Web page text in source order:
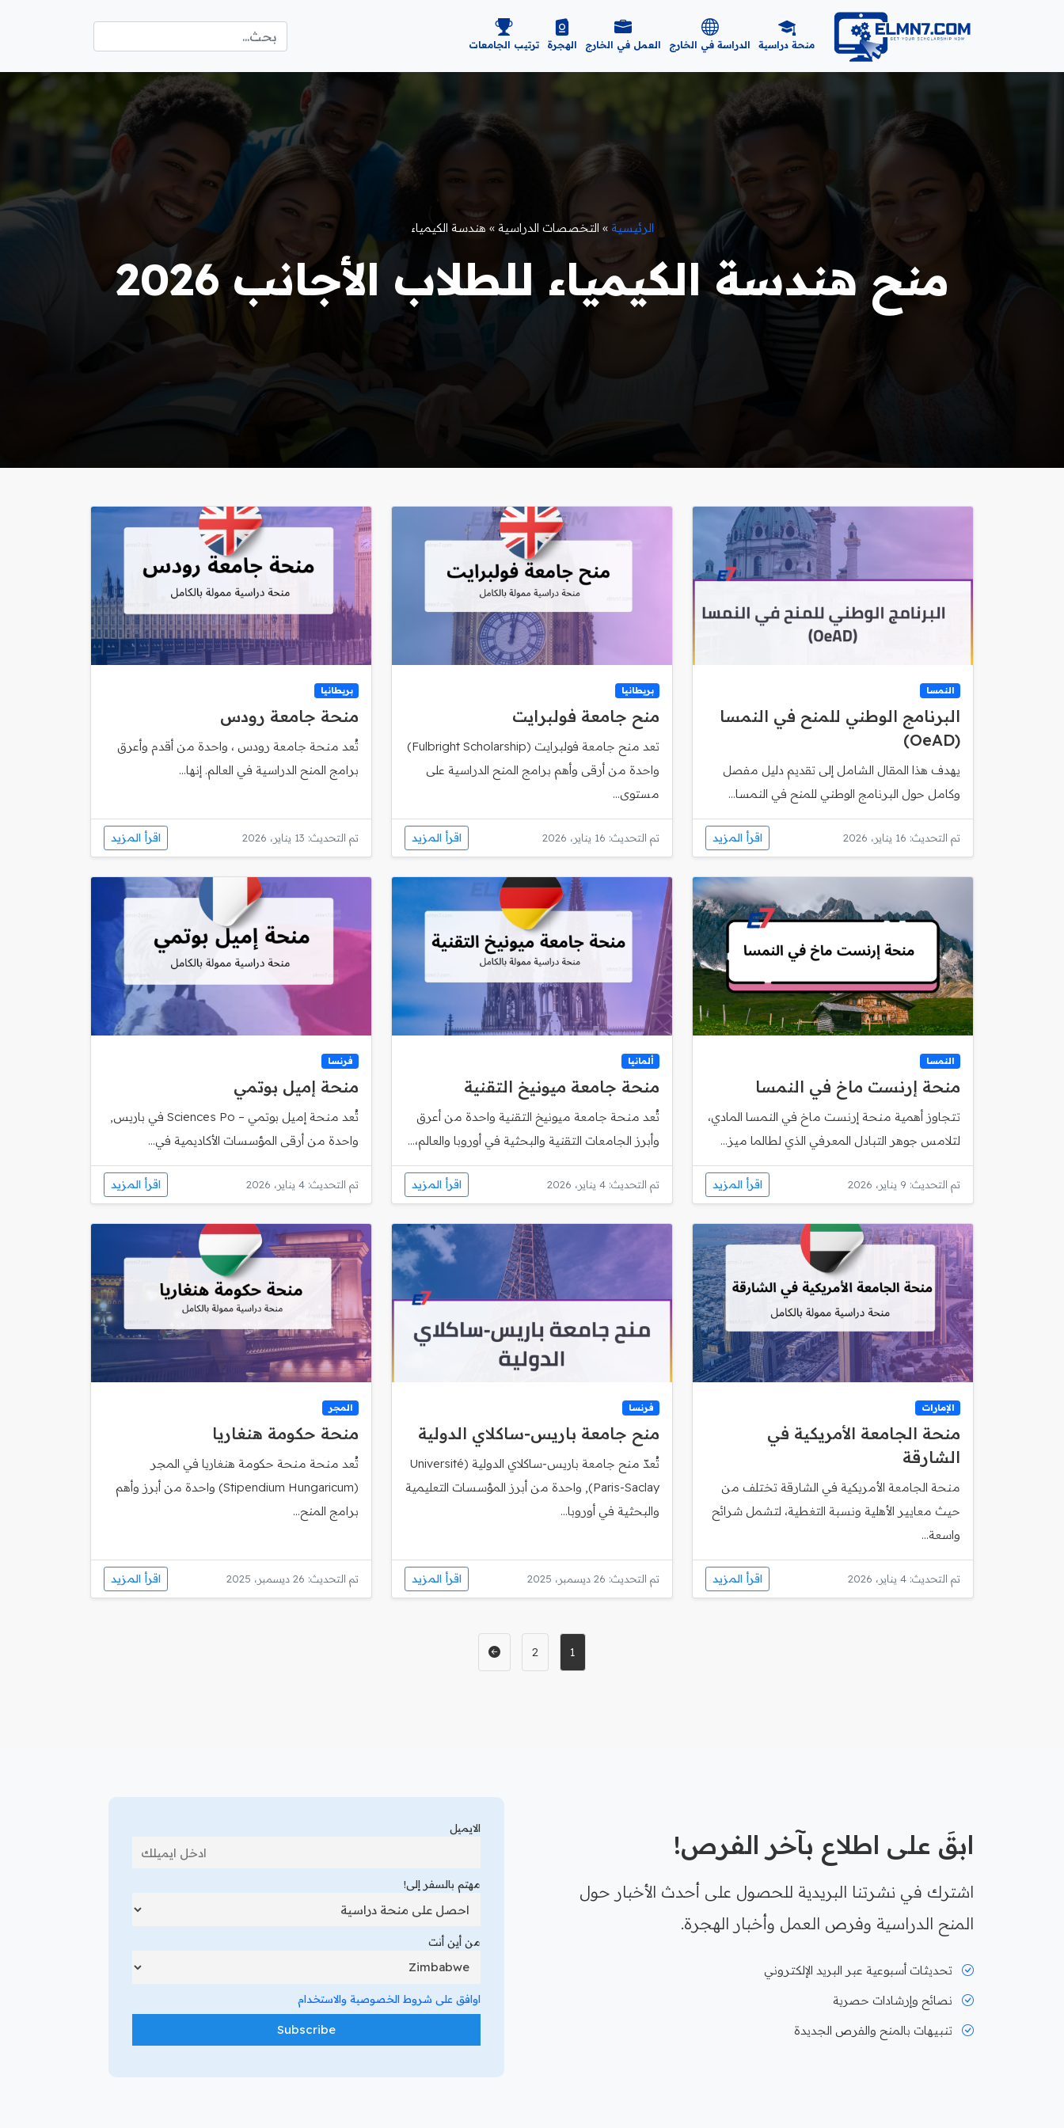
منحة دراسية الدراسة في الخارج العمل في الخارج الهجرة ترتيب الجامعات
الرئيسية » التخصصات الدراسية » هندسة الكيمياء
منح هندسة الكيمياء للطلاب الأجانب 2026
النمسا
البرنامج الوطني للمنح في النمسا
(OeAD)
يهدف هذا المقال الشامل إلى تقديم دليل مفصل
وكامل حول البرنامج الوطني للمنح في النمسا...
تم التحديث: 16 يناير، 2026 اقرأ المزيد
بريطانيا
منح جامعة فولبرايت
تعد منح جامعة فولبرايت (Fulbright Scholarship)
واحدة من أرقى وأهم برامج المنح الدراسية على
مستوى...
تم التحديث: 16 يناير، 2026 اقرأ المزيد
بريطانيا
منحة جامعة رودس
تُعد منحة جامعة رودس ، واحدة من أقدم وأعرق
برامج المنح الدراسية في العالم. إنها...
تم التحديث: 13 يناير، 2026 اقرأ المزيد
النمسا
منحة إرنست ماخ في النمسا
تتجاوز أهمية منحة إرنست ماخ في النمسا المادي،
لتلامس جوهر التبادل المعرفي الذي لطالما ميز...
تم التحديث: 9 يناير، 2026 اقرأ المزيد
ألمانيا
منحة جامعة ميونيخ التقنية
تُعد منحة جامعة ميونيخ التقنية واحدة من أعرق
وأبرز الجامعات التقنية والبحثية في أوروبا والعالم،...
تم التحديث: 4 يناير، 2026 اقرأ المزيد
فرنسا
منحة إميل بوتمي
تُعد منحة إميل بوتمي – Sciences Po في باريس,
واحدة من أرقى المؤسسات الأكاديمية في...
تم التحديث: 4 يناير، 2026 اقرأ المزيد
الإمارات
منحة الجامعة الأمريكية في
الشارقة
منحة الجامعة الأمريكية في الشارقة تختلف من
حيث معايير الأهلية ونسبة التغطية، لتشمل شرائح
واسعة...
تم التحديث: 4 يناير، 2026 اقرأ المزيد
فرنسا
منح جامعة باريس‑ساكلاي الدولية
تُعدّ منح جامعة باريس‑ساكلاي الدولية (Université
Paris-Saclay), واحدة من أبرز المؤسسات التعليمية
والبحثية في أوروبا...
تم التحديث: 26 ديسمبر، 2025 اقرأ المزيد
المجر
منحة حكومة هنغاريا
تُعد منحة منحة حكومة هنغاريا في المجر
(Stipendium Hungaricum) واحدة من أبرز وأهم
برامج المنح...
تم التحديث: 26 ديسمبر، 2025 اقرأ المزيد
1
2
ابقَ على اطلاع بآخر الفرص!
اشترك في نشرتنا البريدية للحصول على أحدث الأخبار حول
المنح الدراسية وفرص العمل وأخبار الهجرة.
تحديثات أسبوعية عبر البريد الإلكتروني
نصائح وإرشادات حصرية
تنبيهات بالمنح والفرص الجديدة
الايميل
مهتم بالسفر إلى!
من أين أنت
اوافق على شروط الخصوصية والاستخدام